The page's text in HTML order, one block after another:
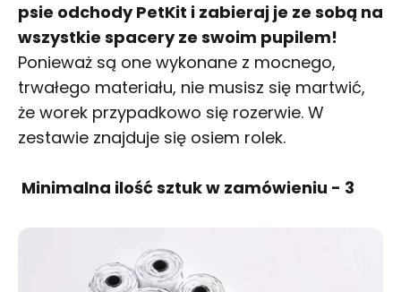
psie odchody PetKit i zabieraj je ze sobą na
wszystkie spacery ze swoim pupilem!
Ponieważ są one wykonane z mocnego,
trwałego materiału, nie musisz się martwić,
że worek przypadkowo się rozerwie. W
zestawie znajduje się osiem rolek.
Minimalna ilość sztuk w zamówieniu - 3